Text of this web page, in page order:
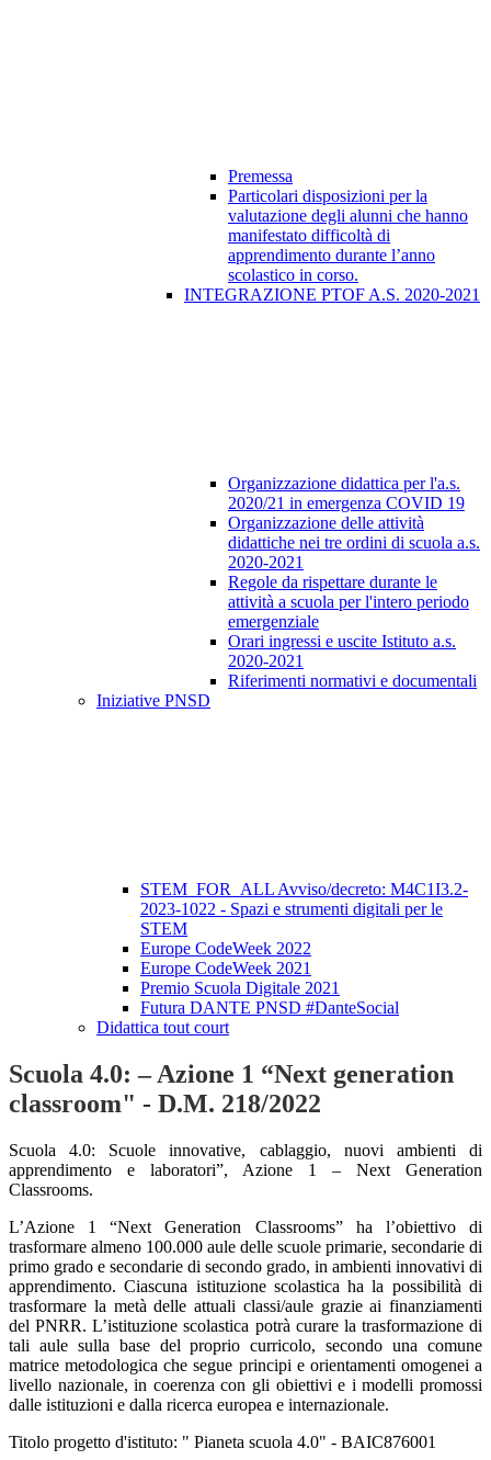
Premessa
Particolari disposizioni per la
valutazione degli alunni che hanno
manifestato difficoltà di
apprendimento durante l’anno
scolastico in corso.
INTEGRAZIONE PTOF A.S. 2020-2021
Organizzazione didattica per l'a.s.
2020/21 in emergenza COVID 19
Organizzazione delle attività
didattiche nei tre ordini di scuola a.s.
2020-2021
Regole da rispettare durante le
attività a scuola per l'intero periodo
emergenziale
Orari ingressi e uscite Istituto a.s.
2020-2021
Riferimenti normativi e documentali
Iniziative PNSD
STEM_FOR_ALL Avviso/decreto: M4C1I3.2-
2023-1022 - Spazi e strumenti digitali per le
STEM
Europe CodeWeek 2022
Europe CodeWeek 2021
Premio Scuola Digitale 2021
Futura DANTE PNSD #DanteSocial
Didattica tout court
Scuola 4.0: – Azione 1 “Next generation
classroom" - D.M. 218/2022
Scuola 4.0: Scuole innovative, cablaggio, nuovi ambienti di
apprendimento e laboratori”, Azione 1 – Next Generation
Classrooms.
L’Azione 1 “Next Generation Classrooms” ha l’obiettivo di
trasformare almeno 100.000 aule delle scuole primarie, secondarie di
primo grado e secondarie di secondo grado, in ambienti innovativi di
apprendimento. Ciascuna istituzione scolastica ha la possibilità di
trasformare la metà delle attuali classi/aule grazie ai finanziamenti
del PNRR. L’istituzione scolastica potrà curare la trasformazione di
tali aule sulla base del proprio curricolo, secondo una comune
matrice metodologica che segue principi e orientamenti omogenei a
livello nazionale, in coerenza con gli obiettivi e i modelli promossi
dalle istituzioni e dalla ricerca europea e internazionale.
Titolo progetto d'istituto: " Pianeta scuola 4.0" - BAIC876001